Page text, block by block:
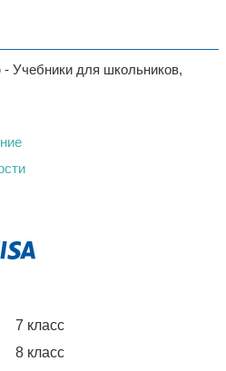
- Учебники для школьников,
7 класс
8 класс